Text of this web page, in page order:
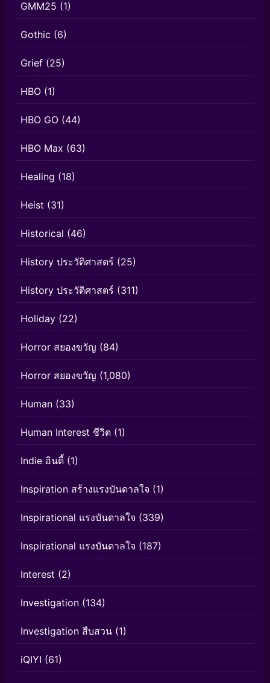
GMM25 (1)
Gothic (6)
Grief (25)
HBO (1)
HBO GO (44)
HBO Max (63)
Healing (18)
Heist (31)
Historical (46)
History ประวัติศาสตร์ (25)
History ประวัติศาสตร์ (311)
Holiday (22)
Horror สยองขวัญ (84)
Horror สยองขวัญ (1,080)
Human (33)
Human Interest ชีวิต (1)
Indie อินดี้ (1)
Inspiration สร้างแรงบันดาลใจ (1)
Inspirational แรงบันดาลใจ (339)
Inspirational แรงบันดาลใจ (187)
Interest (2)
Investigation (134)
Investigation สืบสวน (1)
iQIYI (61)